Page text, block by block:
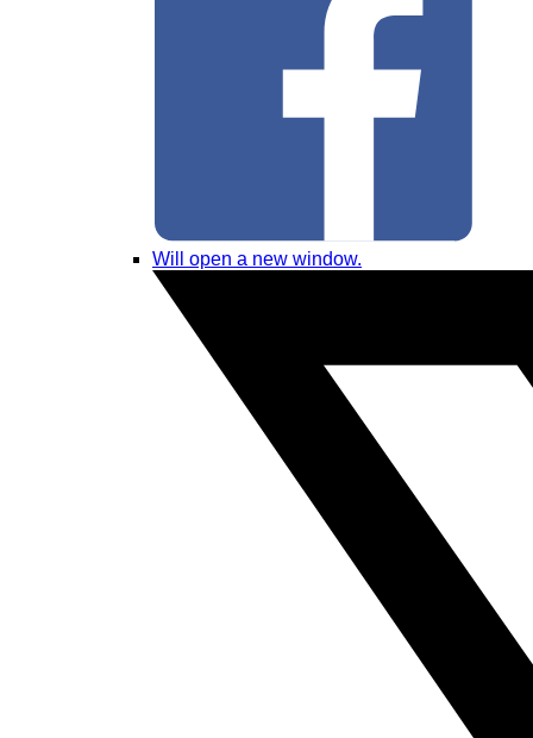
Will open a new window.